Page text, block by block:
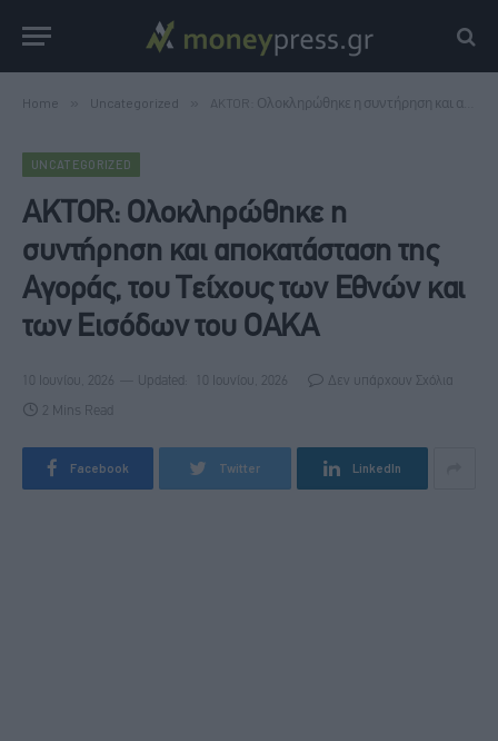
Home Uncategorized AKTOR: Ολοκληρώθηκε η συντήρηση και αποκατάσταση της Αγοράς, του Τείχους των Εθνών και των Εισόδων του ΟΑΚΑ
UNCATEGORIZED
AKTOR: Ολοκληρώθηκε η
συντήρηση και αποκατάσταση της
Αγοράς, του Τείχους των Εθνών και
των Εισόδων του ΟΑΚΑ
10 Ιουνίου, 2026 Updated: 10 Ιουνίου, 2026 Δεν υπάρχουν Σχόλια
2 Mins Read
Facebook Twitter LinkedIn